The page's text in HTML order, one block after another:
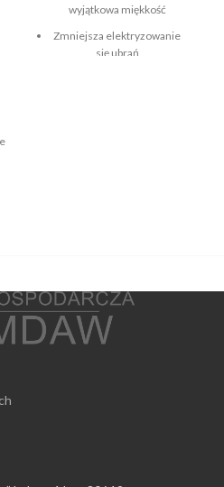
wyjątkowa miękkość
Zmniejsza elektryzowanie
się ubrań